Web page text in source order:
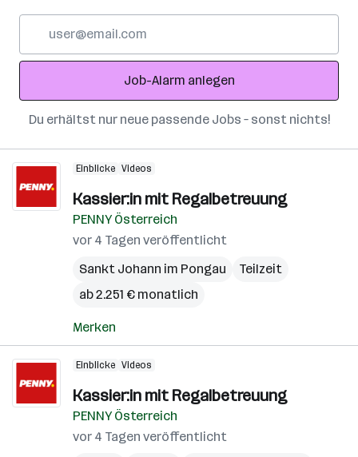
Adresse
Job-Alarm anlegen
Du erhältst nur neue passende Jobs – sonst nichts!
Einblicke Videos
Kassier:in mit Regalbetreuung
PENNY Österreich
vor 4 Tagen veröffentlicht
Sankt Johann im Pongau
Teilzeit
ab 2.251 € monatlich
Merken
Einblicke Videos
Kassier:in mit Regalbetreuung
PENNY Österreich
vor 4 Tagen veröffentlicht